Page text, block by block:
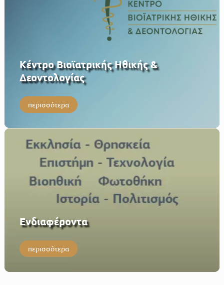
Κέντρο Βιοϊατρικής Ηθικής &
Δεοντολογίας
περισσότερα
Eνδιαφέροντα
περισσότερα